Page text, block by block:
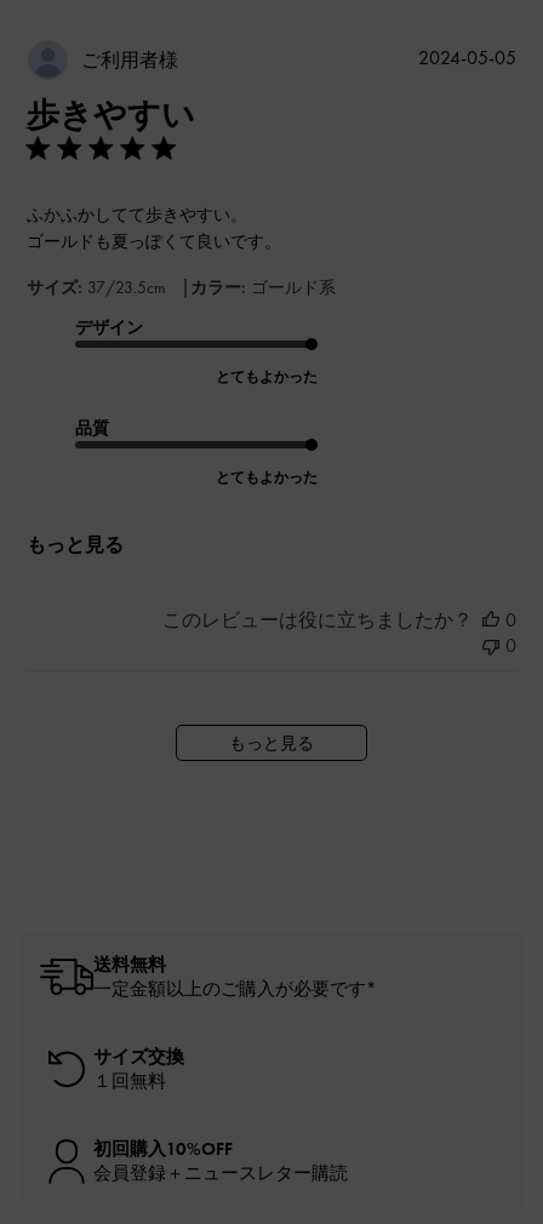
ご利用者様
歩きやすい
ふかふかしてて歩きやすい。
ゴールドも夏っぽくて良いです。
サイズ: 37/23.5cm | カラー: ゴールド系
デザイン
とてもよかった
品質
とてもよかった
もっと見る
公
2024-05-05
このレビューは役に立ちましたか？
0
0
もっと見る
送料無料
一定金額以上のご購入が必要です*
サイズ交換
１回無料
初回購入10%OFF
会員登録＋ニュースレター購読